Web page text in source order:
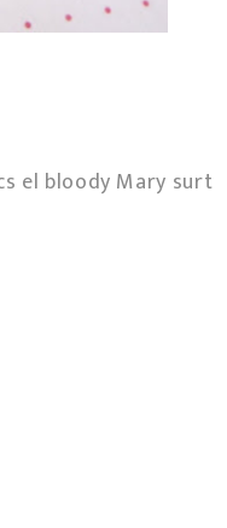
el bloody Mary surt